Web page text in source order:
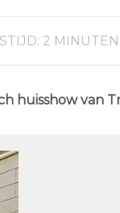
2 MINUTEN
huisshow van